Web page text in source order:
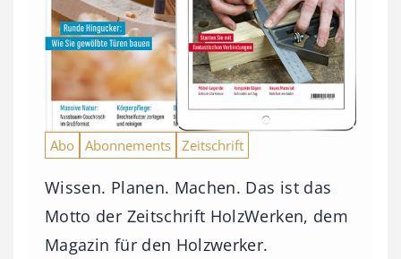
Abo Abonnements Zeitschrift
Wissen. Planen. Machen. Das ist das
Motto der Zeitschrift HolzWerken, dem
Magazin für den Holzwerker.